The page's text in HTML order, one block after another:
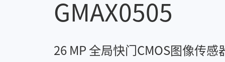
GMAX0505
26 MP 全局快门CMOS图像传感